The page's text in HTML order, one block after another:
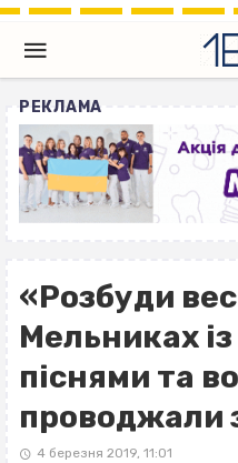
РЕКЛАМА
«Розбуди
Мельниках
піснями та
проводжали
4 березня 2019, 11:01